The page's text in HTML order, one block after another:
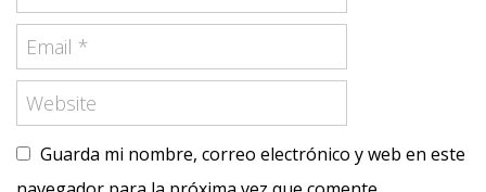
Guarda mi nombre, correo electrónico y web en este